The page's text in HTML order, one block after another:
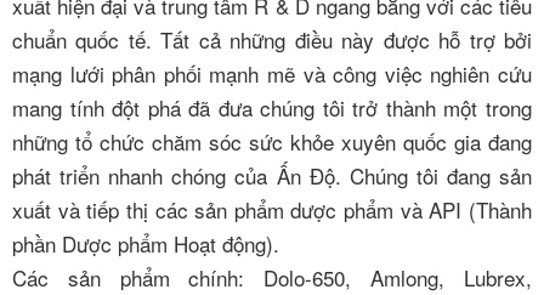
chuẩn quốc tế. Tất cả những điều này được hỗ trợ bởi
mạng lưới phân phối mạnh mẽ và công việc nghiên cứu
mang tính đột phá đã đưa chúng tôi trở thành một trong
những tổ chức chăm sóc sức khỏe xuyên quốc gia đang
phát triển nhanh chóng của Ấn Độ. Chúng tôi đang sản
xuất và tiếp thị các sản phẩm dược phẩm và API (Thành
phần Dược phẩm Hoạt động).
Các sản phẩm chính: Dolo-650, Amlong, Lubrex,